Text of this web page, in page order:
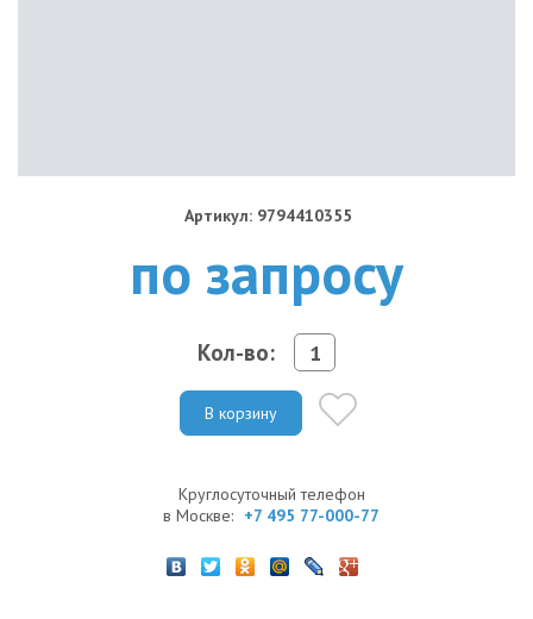
Артикул: 9794410355
по запросу
Кол-во:
В корзину
Круглосуточный телефон
в Москве: +7 495 77-000-77